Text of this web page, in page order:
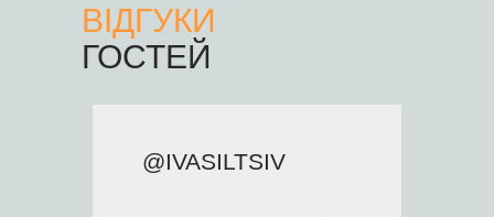
@IVASILTSIV
ВІДГУКИ
ГОСТЕЙ